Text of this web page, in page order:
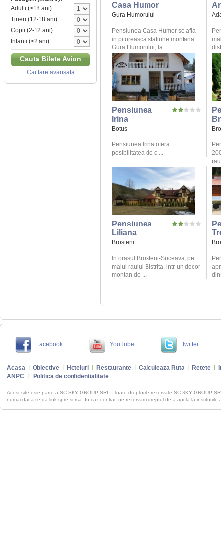
Adulti (>18 ani)
Tineri (12-18 ani)
Copii (2-12 ani)
Infanti (<2 ani)
Cauta Bilete Avion
Cautare avansata
Casa Humor
Gura Humorului
Pensiunea Casa Humor se afla
in pitoreasca statiune montana
Gura Humorului, la ...
Pensiunea
Irina
Botus
Pensiunea Irina ofera
posibilitatea de c ...
Pensiunea
Liliana
Brosteni
In orasul Brosteni-Suceava, pe
malul raului Bistrita, intr-un decor
montan de ...
Facebook YouTube Twitter
Acasa Obiective Hoteluri Restaurante Calculeaza Ruta Retete
ANPC
Politica de confidentialitate
Acest site este parte a SC SKY GROUP SRL . Toate drepturile rezervate SC SKY GROUP
numai daca se da link spre sursa. In caz contrar, ne rezervam dreptul de a apela la institutiile